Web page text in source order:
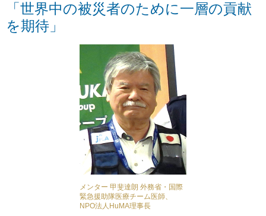
「世界中の被災者のために一層の貢献
を期待」
メンター 甲斐達朗 外務省・国際
緊急援助隊医療チーム医師、
NPO法人HuMA理事長